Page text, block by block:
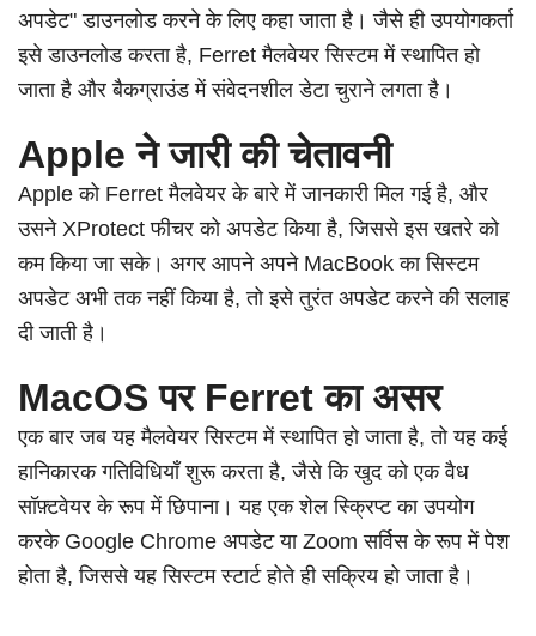
अपडेट" डाउनलोड करने के लिए कहा जाता है। जैसे ही उपयोगकर्ता
इसे डाउनलोड करता है, Ferret मैलवेयर सिस्टम में स्थापित हो
जाता है और बैकग्राउंड में संवेदनशील डेटा चुराने लगता है।
Apple ने जारी की चेतावनी
Apple को Ferret मैलवेयर के बारे में जानकारी मिल गई है, और
उसने XProtect फीचर को अपडेट किया है, जिससे इस खतरे को
कम किया जा सके। अगर आपने अपने MacBook का सिस्टम
अपडेट अभी तक नहीं किया है, तो इसे तुरंत अपडेट करने की सलाह
दी जाती है।
MacOS पर Ferret का असर
एक बार जब यह मैलवेयर सिस्टम में स्थापित हो जाता है, तो यह कई
हानिकारक गतिविधियाँ शुरू करता है, जैसे कि खुद को एक वैध
सॉफ़्टवेयर के रूप में छिपाना। यह एक शेल स्क्रिप्ट का उपयोग
करके Google Chrome अपडेट या Zoom सर्विस के रूप में पेश
होता है, जिससे यह सिस्टम स्टार्ट होते ही सक्रिय हो जाता है।